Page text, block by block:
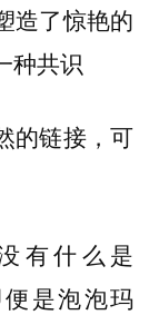
造了惊艳的
种共识
的链接，可
有什么是
是泡泡玛